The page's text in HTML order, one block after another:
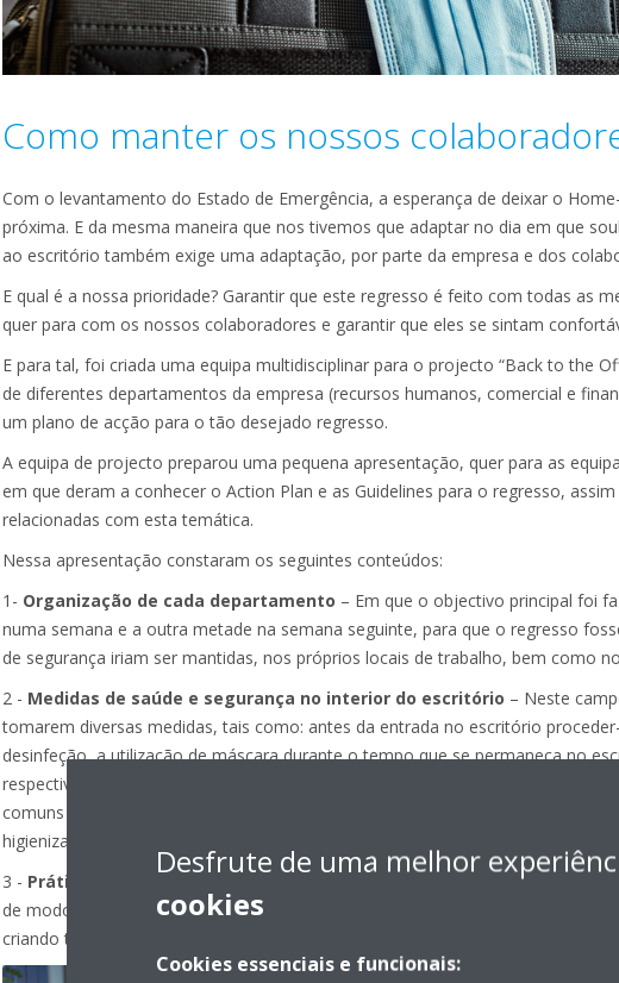
Como manter os nossos
Com o levantamento do Estado de Emergência, a esperança de deixar o
próxima. E da mesma maneira que nos tivemos que adaptar no dia em que
ao escritório também exige uma adaptação, por parte da empresa e dos
E qual é a nossa prioridade? Garantir que este regresso é feito com todas as
quer para com os nossos colaboradores e garantir que eles se sintam
E para tal, foi criada uma equipa multidisciplinar para o projecto “Back to the
de diferentes departamentos da empresa (recursos humanos, comercial e
um plano de acção para o tão desejado regresso.
A equipa de projecto preparou uma pequena apresentação, quer para as
em que deram a conhecer o Action Plan e as Guidelines para o regresso,
relacionadas com esta temática.
Nessa apresentação constaram os seguintes conteúdos:
1- Organização de cada departamento – Em que o objectivo principal foi
numa semana e a outra metade na semana seguinte, para que o regresso
de segurança iriam ser mantidas, nos próprios locais de trabalho, bem como
2 - Medidas de saúde e segurança no interior do escritório – Neste
tomarem diversas medidas, tais como: antes da entrada no escritório
desinfeção, a utilização de máscara durante o tempo que se permaneça no
respectivo material de trabalho à chegada e à saída, ter o cuidado de tomar
comuns (impressoras, máquinas de café...), evitar o enchimento de garrafas
higienização dos filtros dos equipamentos de ar condicionado antes do
3 - Práticas para os horários de almoço
– A primeira medida foi criar 4
de modo seguro, limitando assim o número de colaboradores por turno.
criando todas as condições para que os colaboradores pudessem almoçar
Desfrute de uma melhor
cookies
Cookies essenciais e funcionais: